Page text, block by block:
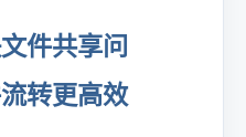
件共享问
转更高效